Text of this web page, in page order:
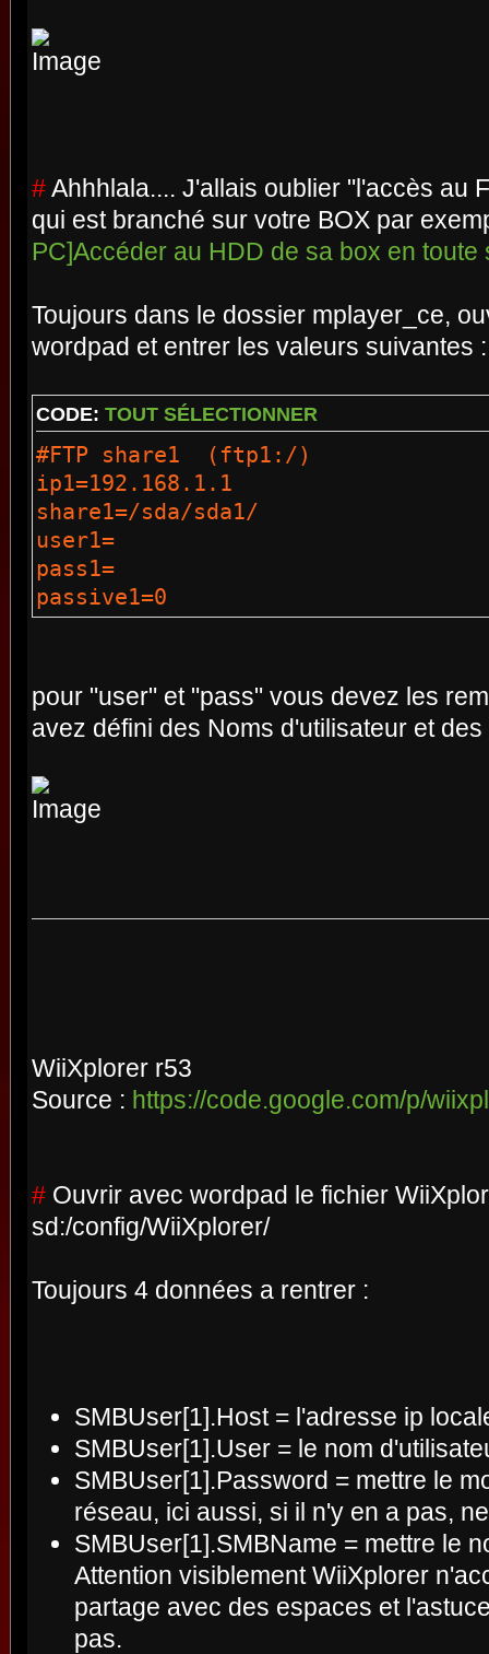
#Ahhhlala.... J'allais oublier "l'accès au
qui est branché sur votre BOX par
PC]Accéder au HDD de sa box en toute
Toujours dans le dossier mplayer_ce,
wordpad et entrer les valeurs suivantes :
CODE: TOUT SÉLECTIONNER
#FTP share1 (ftp1:/)
ip1=192.168.1.1
share1=/sda/sda1/
user1=
pass1=
passive1=0
pour "user" et "pass" vous devez les
avez défini des Noms d'utilisateur et
WiiXplorer r53
Source : https://code.google.com/p/
# Ouvrir avec wordpad le fichier
sd:/config/WiiXplorer/
Toujours 4 données a rentrer :
SMBUser[1].Host = l'adresse ip
SMBUser[1].User = le nom
SMBUser[1].Password = mettre le
réseau, ici aussi, si il n'y en a pas,
SMBUser[1].SMBName = mettre le
Attention visiblement WiiXplorer
partage avec des espaces et
pas.